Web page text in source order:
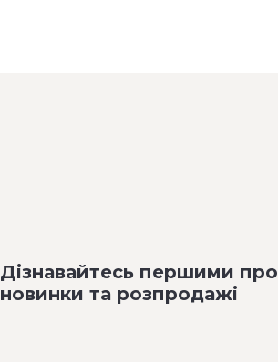
Дізнавайтесь першими про
новинки та розпродажі